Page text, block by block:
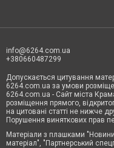
info@6264.com.ua
+380660487299
Допускається цитування
6264.com.ua за умови
6264.com.ua - Сайт міста
розміщення прямого,
на цитовані статті не нижче
Порушення виняткових прав
Матеріали з плашками
матеріал", "Партнерський